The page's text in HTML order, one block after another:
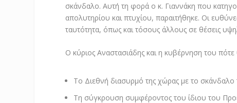
σκάνδαλο. Αυτή τη φορά ο κ. Γιαννάκη που
απολυτηρίου και πτυχίου, παραιτήθηκε. Οι
ταυτότητα, όπως και τόσους άλλους σε θέσεις
Ο κύριος Αναστασιάδης και η κυβέρνηση του
Το Διεθνή διασυρμό της χώρας με το
Τη σύγκρουση συμφέροντος του ίδιου του